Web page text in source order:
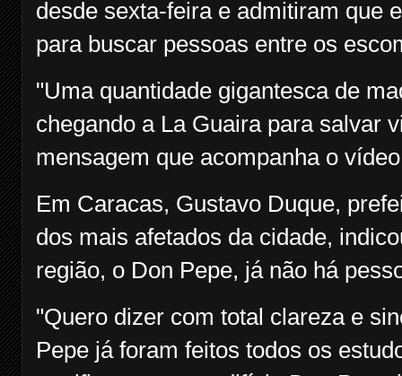
desde sexta-feira e admitiram que
para buscar pessoas entre os
"Uma quantidade gigantesca de
chegando a La Guaira para salvar
mensagem que acompanha o
Em Caracas, Gustavo Duque,
dos mais afetados da cidade,
região, o Don Pepe, já não há
"Quero dizer com total clareza e
Pepe já foram feitos todos os